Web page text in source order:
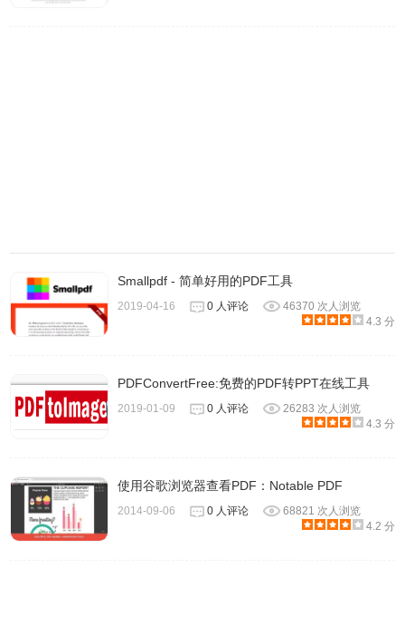
Smallpdf - 简单好用的PDF工具
2019-04-16 0 人评论
46370 次人浏览
4.3 分
PDFConvertFree:免费的PDF转PPT在线工具
2019-01-09 0 人评论
26283 次人浏览
4.3 分
使用谷歌浏览器查看PDF：Notable PDF
2014-09-06 0 人评论
68821 次人浏览
4.2 分